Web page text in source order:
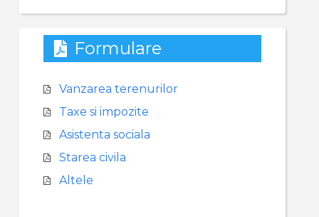
Formulare
Vanzarea terenurilor
Taxe si impozite
Asistenta sociala
Starea civila
Altele